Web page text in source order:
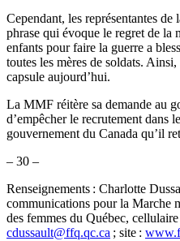
Cependant, les représentantes
phrase qui évoque le regret de la
enfants pour faire la guerre a
toutes les mères de soldats.
capsule aujourd’hui.
La MMF réitère sa demande au
d’empêcher le recrutement dans
gouvernement du Canada qu’il
– 30 –
Renseignements : Charlotte
communications pour la Marche
des femmes du Québec,
cdussault@ffq.qc.ca ; site :